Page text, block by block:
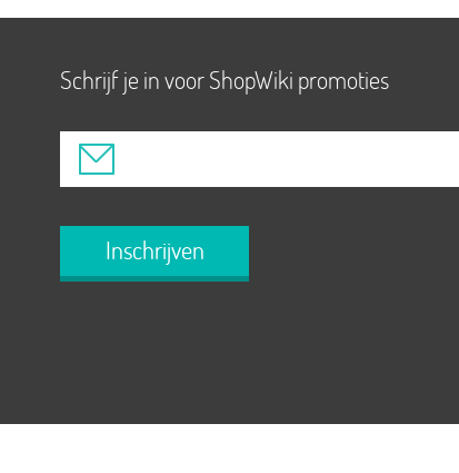
Schrijf je in voor ShopWiki promoties
Inschrijven